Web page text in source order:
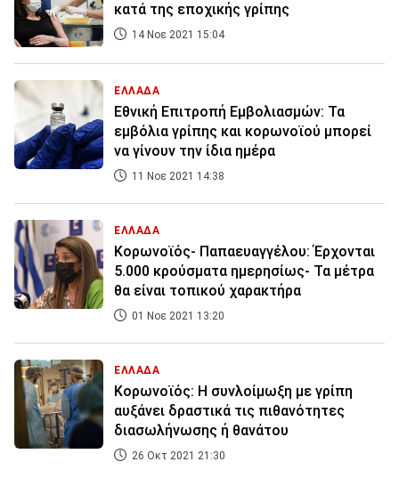
κατά της εποχικής γρίπης
14 Νοε 2021 15:04
ΕΛΛΑΔΑ
Εθνική Επιτροπή Εμβολιασμών: Τα
εμβόλια γρίπης και κορωνοϊού μπορεί
να γίνουν την ίδια ημέρα
11 Νοε 2021 14:38
ΕΛΛΑΔΑ
Κορωνοϊός- Παπαευαγγέλου: Έρχονται
5.000 κρούσματα ημερησίως- Τα μέτρα
θα είναι τοπικού χαρακτήρα
01 Νοε 2021 13:20
ΕΛΛΑΔΑ
Κορωνοϊός: Η συνλοίμωξη με γρίπη
αυξάνει δραστικά τις πιθανότητες
διασωλήνωσης ή θανάτου
26 Οκτ 2021 21:30